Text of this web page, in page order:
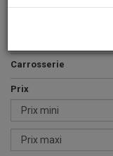
Carrosserie
Prix